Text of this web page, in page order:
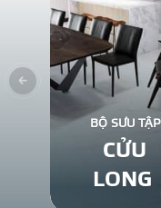
BỘ SƯU TẬP
CỬU
LONG